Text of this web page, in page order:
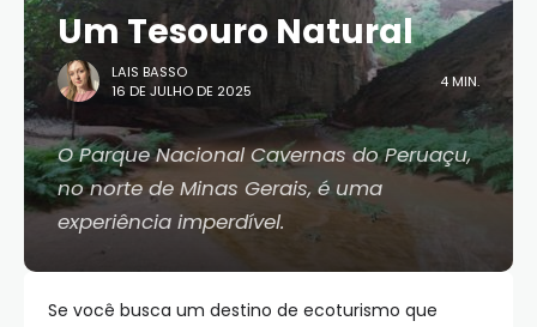
Um Tesouro Natural
LAIS BASSO
16 DE JULHO DE 2025
4 MIN.
O Parque Nacional Cavernas do Peruaçu,
no norte de Minas Gerais, é uma
experiência imperdível.
Se você busca um destino de ecoturismo que